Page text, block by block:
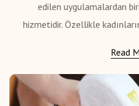
edilen uygulamalardan
hizmetidir. Özellikle
Read